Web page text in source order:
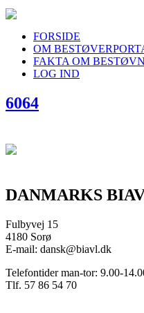
FORSIDE
OM
FAKTA OM
LOG IND
6064
DANMARKS
Fulbyvej 15
4180 Sorø
E-mail: dansk@biavl.dk
Telefontider man-tor: 9.00-
Tlf. 57 86 54 70